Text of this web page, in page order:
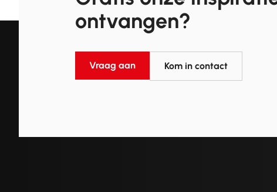
ontvangen?
Vraag aan Kom in contact